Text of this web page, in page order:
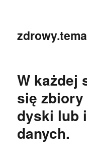
W każdej
się
dyski lub
danych.